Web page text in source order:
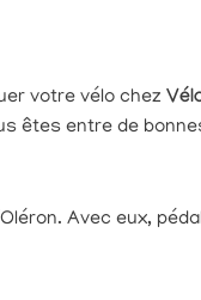
votre vélo chez
êtes entre de
Avec eux,